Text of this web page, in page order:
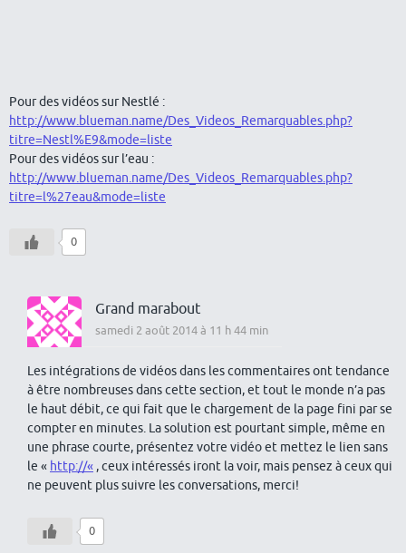
Pour des vidéos sur Nestlé :
http://www.blueman.name/Des_Videos_Remarquables.php?
titre=Nestl%E9&mode=liste
Pour des vidéos sur l’eau :
http://www.blueman.name/Des_Videos_Remarquables.php?
titre=l%27eau&mode=liste
0
Grand marabout
samedi 2 août 2014 à 11 h 44 min
Les intégrations de vidéos dans les commentaires ont tendance
à être nombreuses dans cette section, et tout le monde n’a pas
le haut débit, ce qui fait que le chargement de la page fini par se
compter en minutes. La solution est pourtant simple, même en
une phrase courte, présentez votre vidéo et mettez le lien sans
le « http://« , ceux intéressés iront la voir, mais pensez à ceux qui
ne peuvent plus suivre les conversations, merci!
0